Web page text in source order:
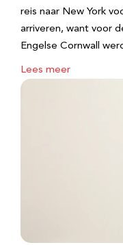
reis naar New York
arriveren, want voor
Engelse Cornwall
Lees meer